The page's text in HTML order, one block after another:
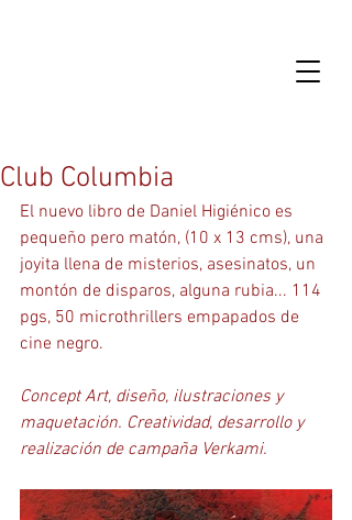
Club Columbia
El nuevo libro de Daniel Higiénico es
pequeño pero matón, (10 x 13 cms), una
joyita llena de misterios, asesinatos, un
montón de disparos, alguna rubia... 114
pgs, 50 microthrillers empapados de
cine negro.
Concept Art, diseño, ilustraciones y
maquetación. Creatividad, desarrollo y
realización de campaña Verkami.